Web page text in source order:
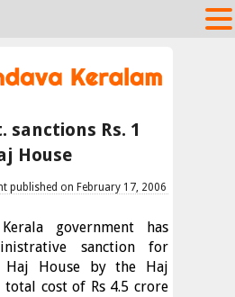
sanctions Rs. 1
House
published on February 17, 2006
government has
sanction for
Haj House by the Haj
cost of Rs 4.5 crore